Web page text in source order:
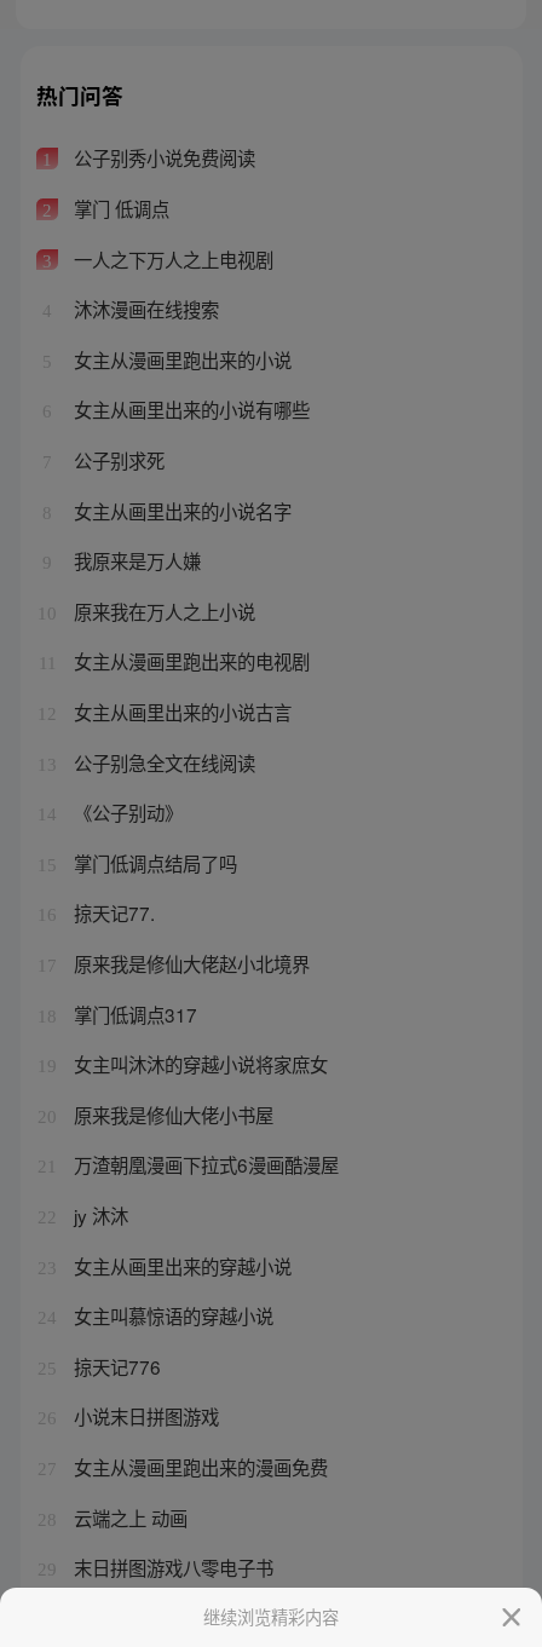
热门问答
1 公子别秀小说免费阅读
2 掌门 低调点
3 一人之下万人之上电视剧
4 沐沐漫画在线搜索
5 女主从漫画里跑出来的小说
6 女主从画里出来的小说有哪些
7 公子别求死
8 女主从画里出来的小说名字
9 我原来是万人嫌
10 原来我在万人之上小说
女主从漫画里跑出来的电视剧
12 女主从画里出来的小说古言
13 公子别急全文在线阅读
14 《公子别动》
15 掌门低调点结局了吗
16 掠天记77.
17 原来我是修仙大佬赵小北境界
18 掌门低调点317
19 女主叫沐沐的穿越小说将家庶女
20 原来我是修仙大佬小书屋
21 万渣朝凰漫画下拉式6漫画酷漫屋
22 jy 沐沐
23 女主从画里出来的穿越小说
24 女主叫慕惊语的穿越小说
25 掠天记776
26 小说末日拼图游戏
27 女主从漫画里跑出来的漫画免费
28 云端之上 动画
29 末日拼图游戏八零电子书
掠天记无弹窗在线阅读全文
继续浏览精彩内容